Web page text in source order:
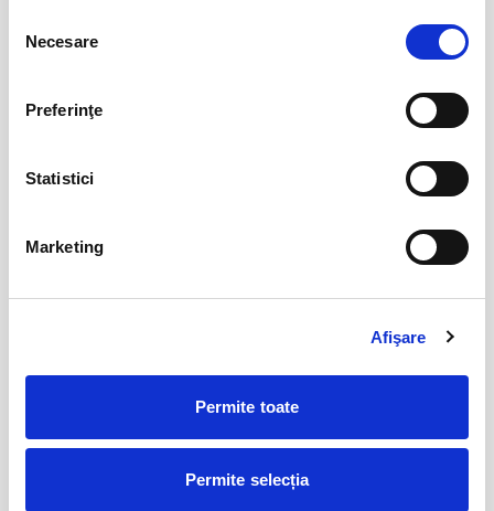
consimțământului
Necesare
Preferinţe
Statistici
Marketing
Afişare
Permite toate
Permite selecția
23
aug
29
Faust de Johann Wolfgang von
BILETE